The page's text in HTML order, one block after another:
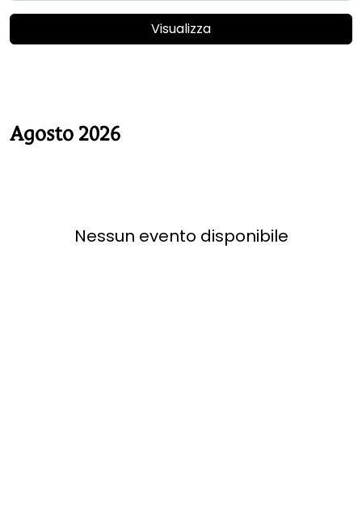
Visualizza
Agosto 2026
Nessun evento disponibile